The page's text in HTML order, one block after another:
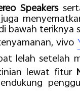
Speakers
bawah teriknya
vivo
lelah setelah
lewat fitur